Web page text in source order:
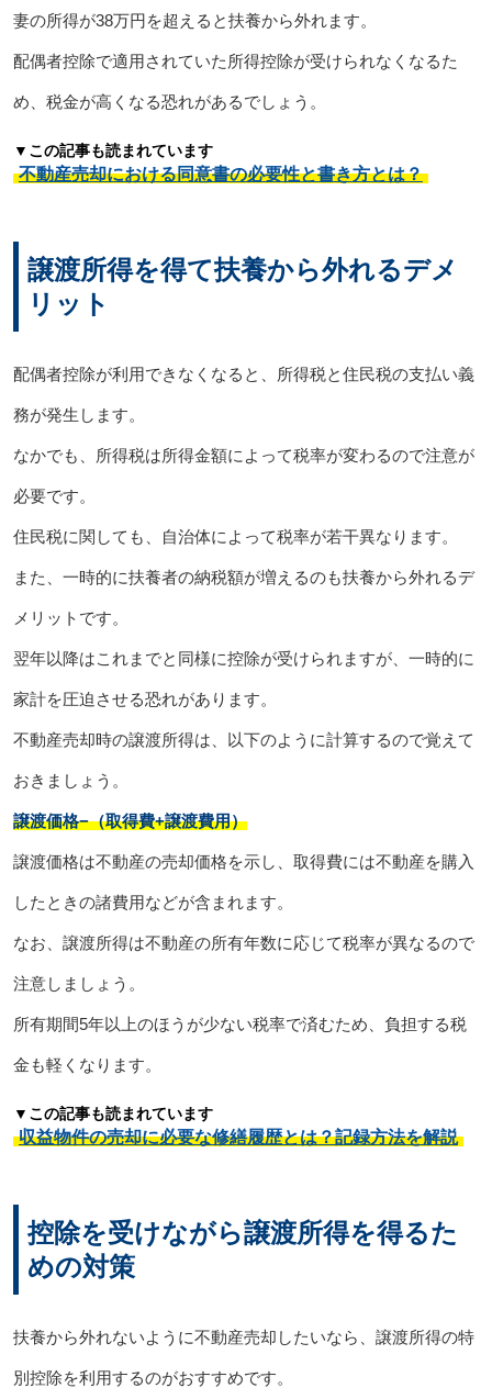
妻の所得が38万円を超えると扶養から外れます。
配偶者控除で適用されていた所得控除が受けられなくなるた
め、税金が高くなる恐れがあるでしょう。
▼この記事も読まれています
不動産売却における同意書の必要性と書き方とは？
譲渡所得を得て扶養から外れるデメ
リット
配偶者控除が利用できなくなると、所得税と住民税の支払い義
務が発生します。
なかでも、所得税は所得金額によって税率が変わるので注意が
必要です。
住民税に関しても、自治体によって税率が若干異なります。
また、一時的に扶養者の納税額が増えるのも扶養から外れるデ
メリットです。
翌年以降はこれまでと同様に控除が受けられますが、一時的に
家計を圧迫させる恐れがあります。
不動産売却時の譲渡所得は、以下のように計算するので覚えて
おきましょう。
譲渡価格−（取得費+譲渡費用）
譲渡価格は不動産の売却価格を示し、取得費には不動産を購入
したときの諸費用などが含まれます。
なお、譲渡所得は不動産の所有年数に応じて税率が異なるので
注意しましょう。
所有期間5年以上のほうが少ない税率で済むため、負担する税
金も軽くなります。
▼この記事も読まれています
収益物件の売却に必要な修繕履歴とは？記録方法を解説
控除を受けながら譲渡所得を得るた
めの対策
扶養から外れないように不動産売却したいなら、譲渡所得の特
別控除を利用するのがおすすめです。